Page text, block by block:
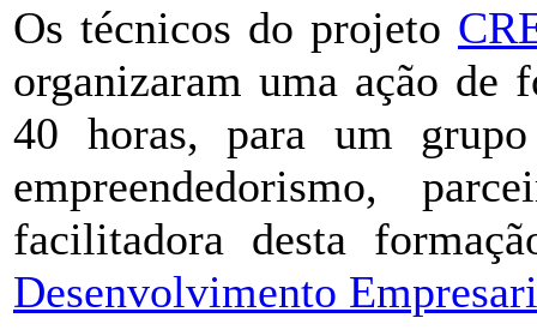
Os técnicos do projeto
organizaram uma ação de
40 horas, para um
empreendedorismo,
facilitadora desta
Desenvolvimento